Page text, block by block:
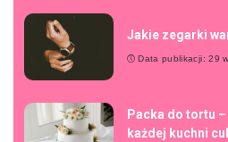
Jakie zegarki
Data publikacji: 29
Packa do tortu
każdej kuchni